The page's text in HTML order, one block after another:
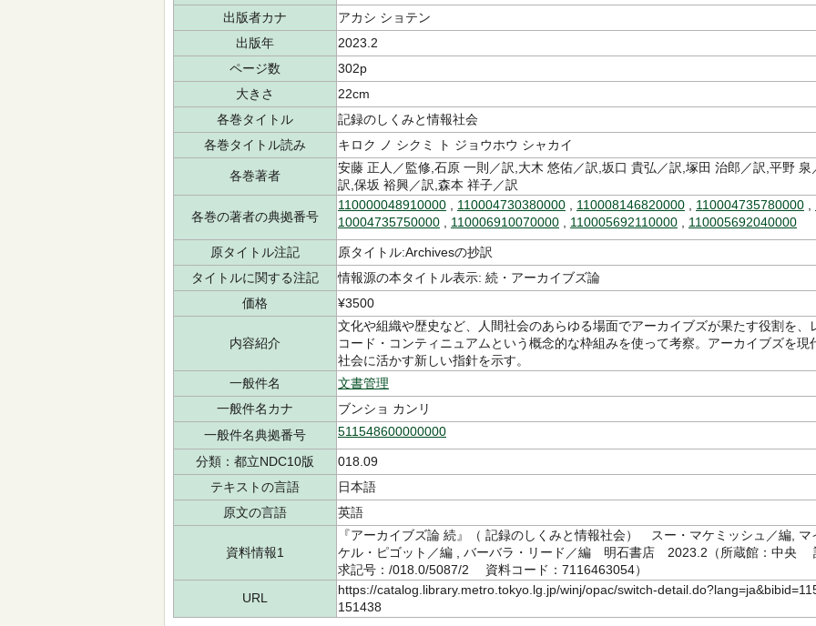
出版者カナ
アカシ ショテン
出版年
2023.2
ページ数
302p
大きさ
22cm
各巻タイトル
記録のしくみと情報社会
各巻タイトル読み
キロク ノ シクミ ト ジョウホウ シャカイ
各巻著者
安藤 正人／監修,石原 一則／訳,大木 悠佑／訳,坂口 貴弘／訳,塚田 治郎／訳,平野 泉
訳,保坂 裕興／訳,森本 祥子／訳
各巻の著者の典拠番号
110000048910000 110004730380000 110008146820000 110004735780000
10004735750000
110006910070000 110005692110000 110005692040000
原タイトル注記
原タイトル:Archivesの抄訳
タイトルに関する注記
情報源の本タイトル表示: 続・アーカイブズ論
価格
¥3500
内容紹介
文化や組織や歴史など、人間社会のあらゆる場面でアーカイブズが果たす役割を、
コード・コンティニュアムという概念的な枠組みを使って考察。アーカイブズを現
社会に活かす新しい指針を示す。
一般件名
文書管理
一般件名カナ
ブンショ カンリ
一般件名典拠番号
511548600000000
分類：都立NDC10版
018.09
テキストの言語
日本語
原文の言語
英語
資料情報1
『アーカイブズ論 続』（ 記録のしくみと情報社会） スー・マケミッシュ／編, マ
ケル・ピゴット／編 , バーバラ・リード／編 明石書店 2023.2（所蔵館：中央
求記号：/018.0/5087/2 資料コード：7116463054）
URL
https://catalog.library.metro.tokyo.lg.jp/winj/opac/switch-
151438